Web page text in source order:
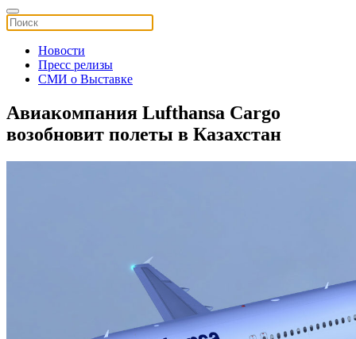
Новости
Пресс релизы
СМИ о Выставке
Авиакомпания Lufthansa Cargo
возобновит полеты в Казахстан